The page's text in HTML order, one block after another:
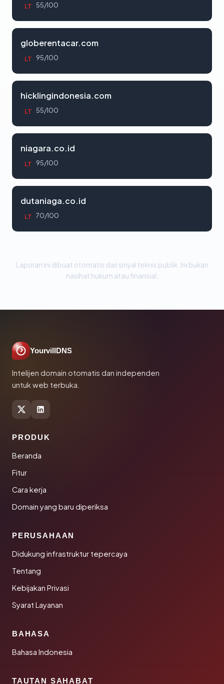
LT 55/100
globerentacar.com
LT 95/100
hicklingindonesia.com
LT 55/100
niagara.co.id
LT 95/100
dutaniaga.co.id
LT 70/100
Laporan ini dibuat otomatis dari sinyal teknis publik. Ini bukan
nasihat hukum atau finansial.
YourvillDNS
Intelijen domain otomatis dan independen
untuk web terbuka.
PRODUK
Beranda
Fitur
Cara kerja
Domain yang baru diperiksa
PERUSAHAAN
Didukung infrastruktur tepercaya
Tentang
Kebijakan Privasi
Syarat Layanan
BAHASA
Bahasa Indonesia
TAUTAN SAHABAT